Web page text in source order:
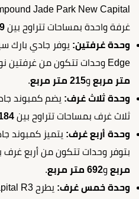
غرفة واحدة بمساحات تتراوح بين 69
وحدة غرفتين:
Edge وحدات تتكون من غرفتين نوم بمساحات تتراوح بين
متر مربع و215 متر مربع
.
وحدة ثلاث غرف:
ثلاث غرف بمساحات تتراوح بين 184 متر
وحدة أربع غرف: يتميز كمبوند
بتوفر وحدات تتكون من أربع غرف
مربع و692 متر مربع
.
وحدة خمس غرف: